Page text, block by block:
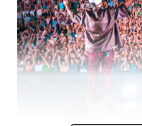
Sur la Scène
eXperience a
Chapiteau pour